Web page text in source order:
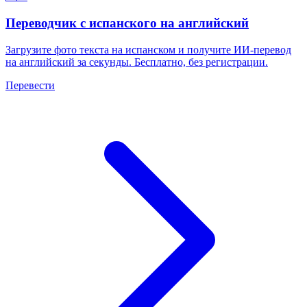
Переводчик с испанского на английский
Загрузите фото текста на испанском и получите ИИ-перевод
на английский за секунды. Бесплатно, без регистрации.
Перевести